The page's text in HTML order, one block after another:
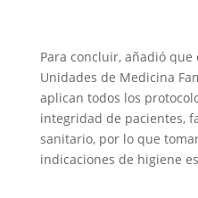
Para concluir, añadió
Unidades de Medicina
aplican todos los
integridad de pacientes,
sanitario, por lo que
indicaciones de higiene